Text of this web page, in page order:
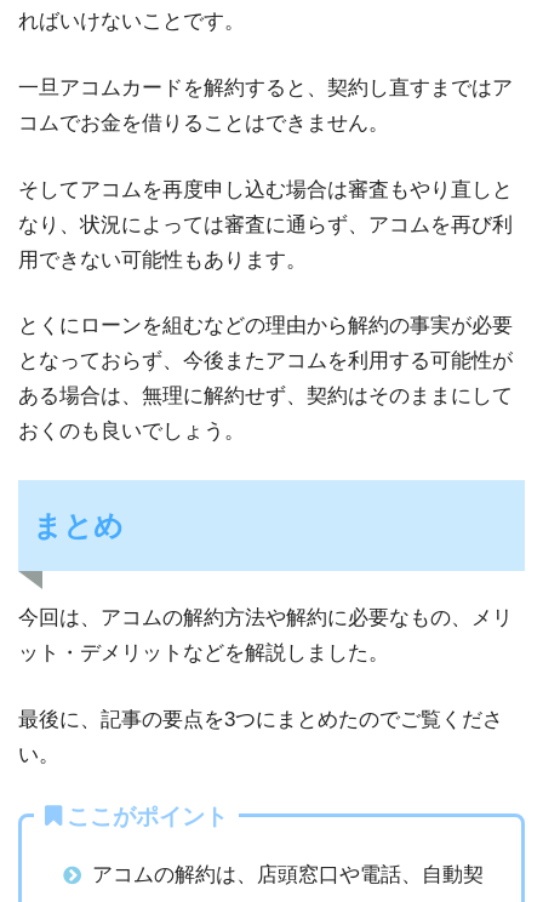
ればいけないことです。
一旦アコムカードを解約すると、契約し直すまではア
コムでお金を借りることはできません。
そしてアコムを再度申し込む場合は審査もやり直しと
なり、状況によっては審査に通らず、アコムを再び利
用できない可能性もあります。
とくにローンを組むなどの理由から解約の事実が必要
となっておらず、今後またアコムを利用する可能性が
ある場合は、無理に解約せず、契約はそのままにして
おくのも良いでしょう。
まとめ
今回は、アコムの解約方法や解約に必要なもの、メリ
ット・デメリットなどを解説しました。
最後に、記事の要点を3つにまとめたのでご覧くださ
い。
ここがポイント
アコムの解約は、店頭窓口や電話、自動契